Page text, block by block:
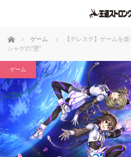
ホーム ゲーム
【デレステ】ゲームを
シャゲの”壁”
ゲーム